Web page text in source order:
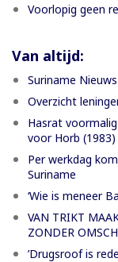
Voorlopig geen
Van altijd:
Suriname
Overzicht
Hasrat
voor Horb (1983)
Per werkdag
Suriname
‘Wie is meneer
VAN TRIKT
ZONDER
’Drugsroof is